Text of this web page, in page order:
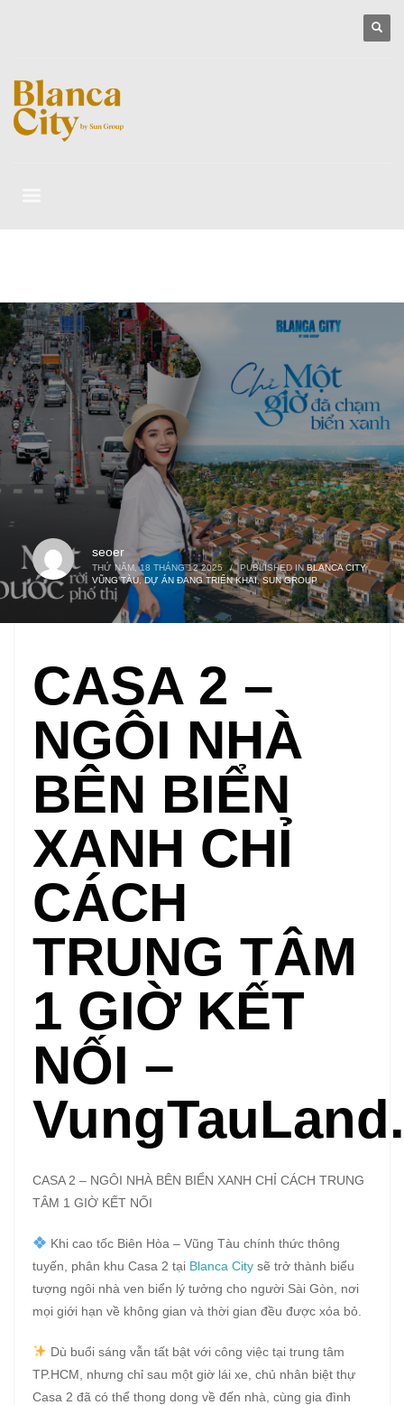
seoer
THỨ NĂM, 18 THÁNG 12 2025 / PUBLISHED INBLANCA CITY
VŨNG TÀU ,DỰ ÁN ĐANG TRIỂN KHAI,SUN GROUP
CASA 2 –
NGÔI NHÀ
BÊN BIỂN
XANH CHỈ
CÁCH
TRUNG TÂM
1 GIỜ KẾT
NỐI –
CASA 2 – NGÔI NHÀ BÊN BIỂN XANH CHỈ CÁCH TRUNG
TÂM 1 GIỜ KẾT NỐI
Khi cao tốc Biên Hòa – Vũng Tàu chính thức thông
tuyến, phân khu Casa 2 tại Blanca City sẽ trở thành biểu
tượng ngôi nhà ven biển lý tưởng cho người Sài Gòn, nơi
mọi giới hạn về không gian và thời gian đều được xóa bỏ.
Dù buổi sáng vẫn tất bật với công việc tại trung tâm
TP.HCM, nhưng chỉ sau một giờ lái xe, chủ nhân biệt thự
Casa 2 đã có thể thong dong về đến nhà, cùng gia đình